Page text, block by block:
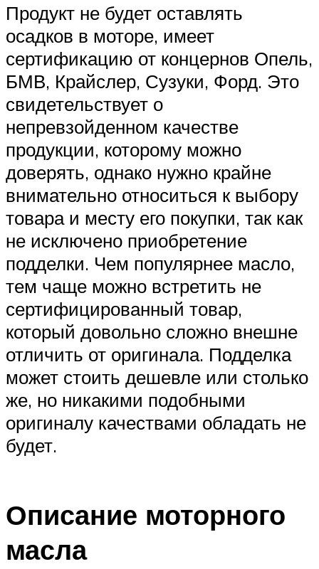
Продукт не будет оставлять
осадков в моторе, имеет
сертификацию от концернов Опель,
БМВ, Крайслер, Сузуки, Форд. Это
свидетельствует о
непревзойденном качестве
продукции, которому можно
доверять, однако нужно крайне
внимательно относиться к выбору
товара и месту его покупки, так как
не исключено приобретение
подделки. Чем популярнее масло,
тем чаще можно встретить не
сертифицированный товар,
который довольно сложно внешне
отличить от оригинала. Подделка
может стоить дешевле или столько
же, но никакими подобными
оригиналу качествами обладать не
будет.
Описание моторного
масла